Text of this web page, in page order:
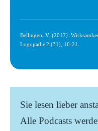
Bellingen, V. (2017).
Logopadie 2 (31), 16-21.
Sie lesen lieber
Alle Podcasts